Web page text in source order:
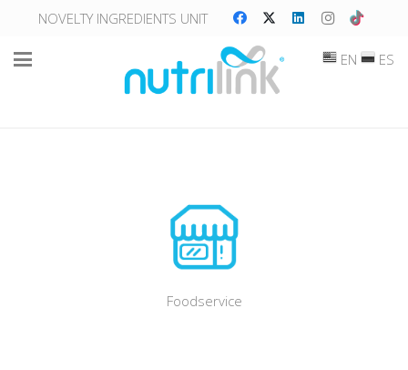
NOVELTY INGREDIENTS UNIT
EN ES
Foodservice